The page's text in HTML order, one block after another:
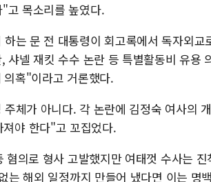
고 목소리를 높였다.
는 문 전 대통령이 회고록에서 독자외교
넬 재킷 수수 논란 등 특별활동비 유용
혹"이라고 거론했다.
체가 아니다. 각 논란에 김정숙 여사의 개
야 한다"고 꼬집었다.
의로 형사 고발했지만 여태껏 수사는 진
해외 일정까지 만들어 냈다면 이는 명백